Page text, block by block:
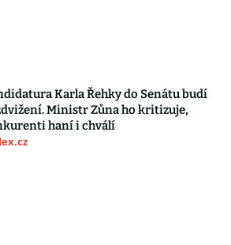
Karla Řehky do Senátu budí
Ministr Zůna ho kritizuje,
haní i chválí